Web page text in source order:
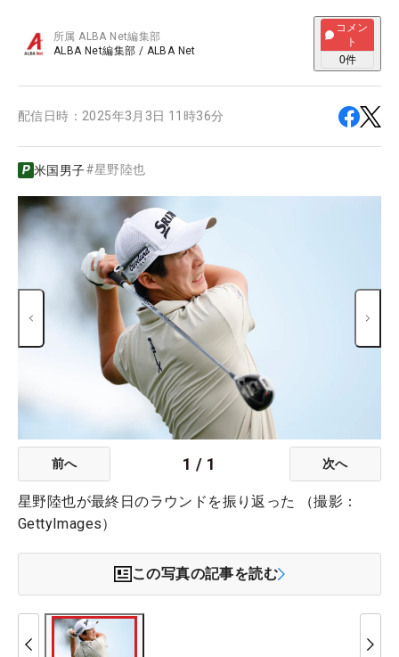
所属ALBA Net編集部
ALBA Net編集部 / ALBA Net
コメン
ト
0件
配信日時： 2025年3月3日 11時36分
米国男子#星野陸也
前へ 1 / 1 次へ
星野陸也が最終日のラウンドを振り返った （撮影：
GettyImages）
この写真の記事を読む